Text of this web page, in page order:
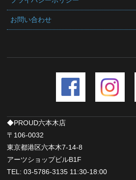
お問い合わせ
◆PROUD六本木店
〒106-0032
東京都港区六本木7-14-8
アーツショップビルB1F
TEL: 03-5786-3135 11:30-18:00